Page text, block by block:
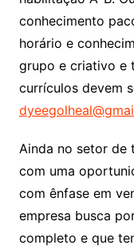
conhecimento
horário e
grupo e criativo e
currículos devem
Ainda no setor de
com uma
com ênfase em
empresa busca
completo e que